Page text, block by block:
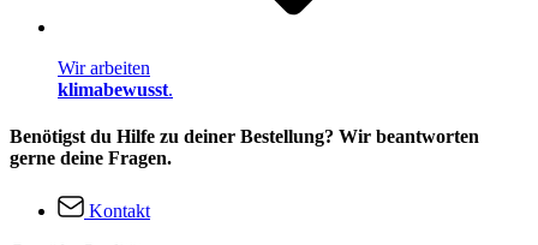
Wir arbeiten
klimabewusst.
Benötigst du Hilfe zu deiner Bestellung? Wir beantworten
gerne deine Fragen.
Kontakt